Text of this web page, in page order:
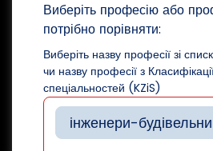
Виберіть професію або
потрібно порівняти:
Виберіть назву професії зі
чи назву професії з
спеціальностей (KZiS)
інженери-